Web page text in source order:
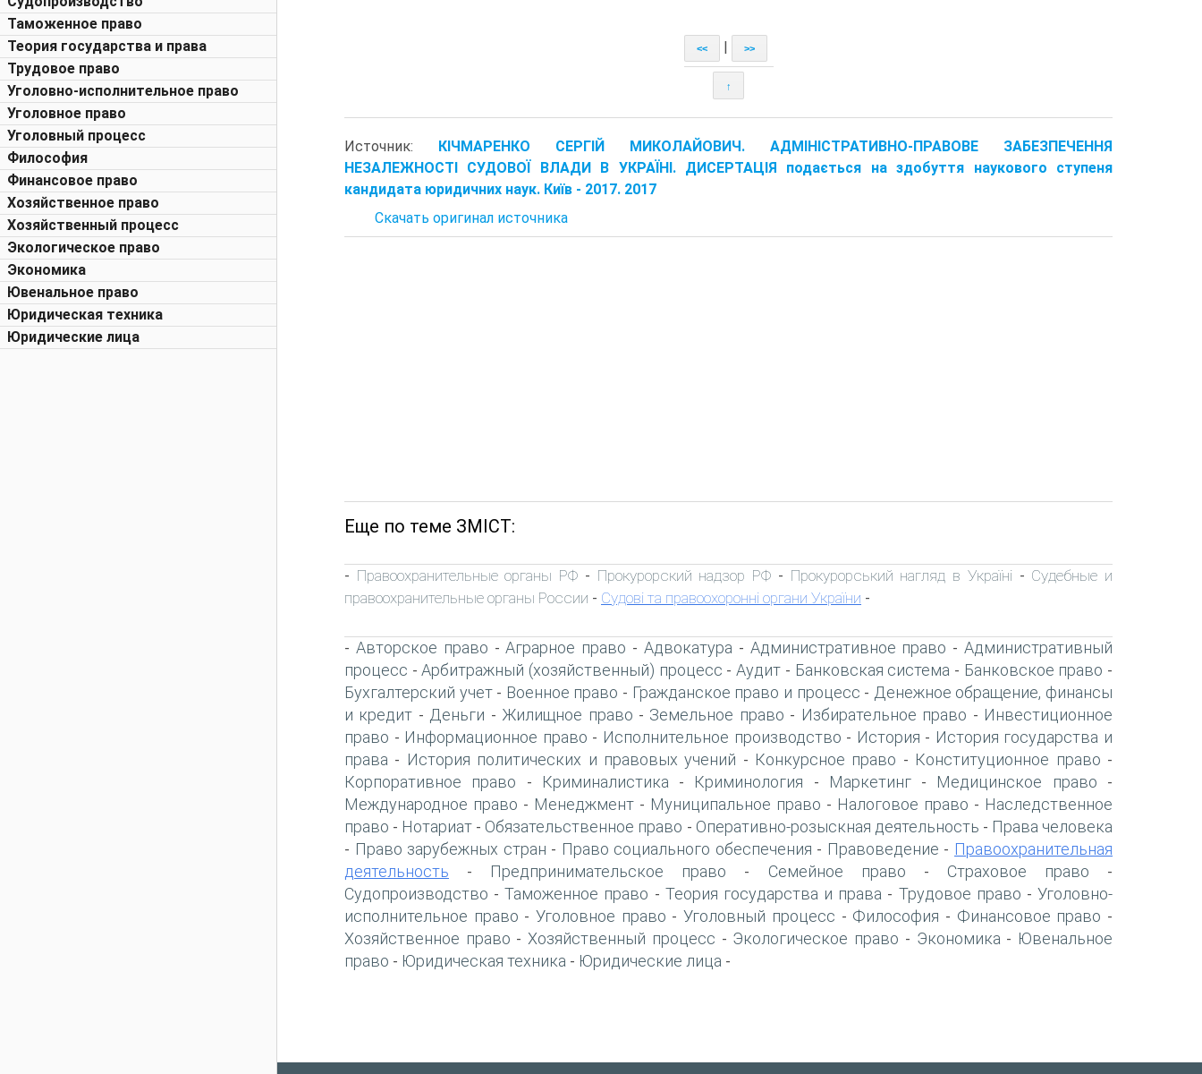
Таможенное право
Теория государства и права
Трудовое право
Уголовно-исполнительное право
Уголовное право
Уголовный процесс
Философия
Финансовое право
Хозяйственное право
Хозяйственный процесс
Экологическое право
Экономика
Ювенальное право
Юридическая техника
Юридические лица
<< >>
↑
Источник: КІЧМАРЕНКО СЕРГІЙ МИКОЛАЙОВИЧ. АДМІНІСТРАТИВНО-ПРАВОВЕ ЗАБЕЗПЕЧЕННЯ
НЕЗАЛЕЖНОСТІ СУДОВОЇ ВЛАДИ В УКРАЇНІ. ДИСЕРТАЦІЯ подається на здобуття наукового ступеня
кандидата юридичних наук. Київ - 2017. 2017
Скачать оригинал источника
Еще по теме ЗМІСТ:
- Правоохранительные органы РФ - Прокурорский надзор РФ - Прокурорський нагляд в Україні - Судебные и
правоохранительные органы России - Судові та правоохоронні органи України -
- Авторское право -Аграрное право - Адвокатура - Административное право -Административный
процесс -Арбитражный (хозяйственный) процесс -Аудит - Банковская система - Банковское право -
Бухгалтерский учет- Военное право - Гражданское право и процесс - Денежное обращение, финансы
и кредит - Деньги - Жилищное право - Земельное право - Избирательное право - Инвестиционное
право - Информационное право - Исполнительное производство - История - История государства и
права - История политических и правовых учений - Конкурсное право - Конституционное право -
Корпоративное право - Криминалистика - Криминология - Маркетинг- Медицинское право -
Международное право - Менеджмент - Муниципальное право - Налоговое право - Наследственное
право - Нотариат - Обязательственное право - Оперативно-розыскная деятельность - Права человека
- Право зарубежных стран - Право социального обеспечения - Правоведение - Правоохранительная
деятельность - Предпринимательское право - Семейное право - Страховое право -
Судопроизводство -Таможенное право - Теория государства и права - Трудовое право -Уголовно-
исполнительное право -Уголовное право -Уголовный процесс - Философия - Финансовое право -
Хозяйственное право - Хозяйственный процесс - Экологическое право - Экономика - Ювенальное
право - Юридическая техника - Юридические лица -